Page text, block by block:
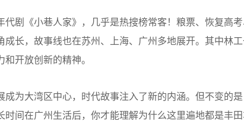
代剧《小巷人家》，几乎是热搜榜常客！粮票、恢复高
成长，故事线也在苏州、上海、广州多地展开。其中林
和开放创新的精神。
成为大湾区中心，时代故事注入了新的内涵。但不变的
时间在广州生活后，你才能理解为什么这里遍地都是丰田